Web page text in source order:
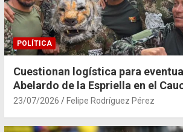
POLÍTICA
Cuestionan logística para
Abelardo de la Espriella en el
23/07/2026 Felipe Rodríguez Pérez